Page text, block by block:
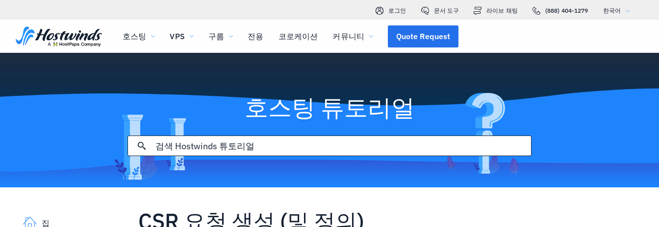
로그인 문서 도구 라이브 채팅 (888) 404-1279 한국어
호스팅 VPS 구름 전용 코로케이션 커뮤니티 Quote Request
호스팅 튜토리얼
집 CSR 요청 생성 (및 정의)